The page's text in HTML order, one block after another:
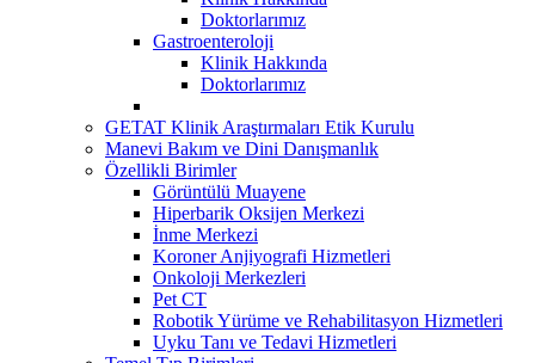
Doktorlarımız
Gastroenteroloji
Klinik Hakkında
Doktorlarımız
GETAT Klinik Araştırmaları Etik Kurulu
Manevi Bakım ve Dini Danışmanlık
Özellikli Birimler
Görüntülü Muayene
Hiperbarik Oksijen Merkezi
İnme Merkezi
Koroner Anjiyografi Hizmetleri
Onkoloji Merkezleri
Pet CT
Robotik Yürüme ve Rehabilitasyon Hizmetleri
Uyku Tanı ve Tedavi Hizmetleri